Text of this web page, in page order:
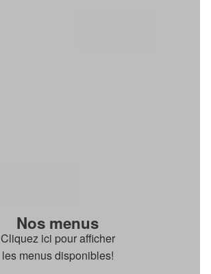
Nos menus
Cliquez ici pour afficher
les menus disponibles!